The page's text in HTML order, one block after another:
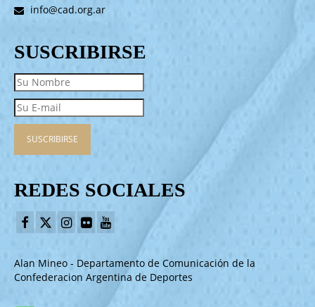
info@cad.org.ar
SUSCRIBIRSE
REDES SOCIALES
Alan Mineo - Departamento de Comunicación de la
Confederacion Argentina de Deportes